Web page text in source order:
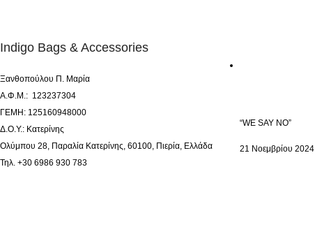
Indigo Bags & Accessories
Ξανθοπούλου Π. Μαρία
Α.Φ.Μ.: 123237304
ΓΕΜΗ: 125160948000
Δ.Ο.Υ.: Κατερίνης
Ολύμπου 28, Παραλία Κατερίνης, 60100, Πιερία, Ελλάδα
Τηλ. +30 6986 930 783
“WE SAY NO”
21 Νοεμβρίου 2024